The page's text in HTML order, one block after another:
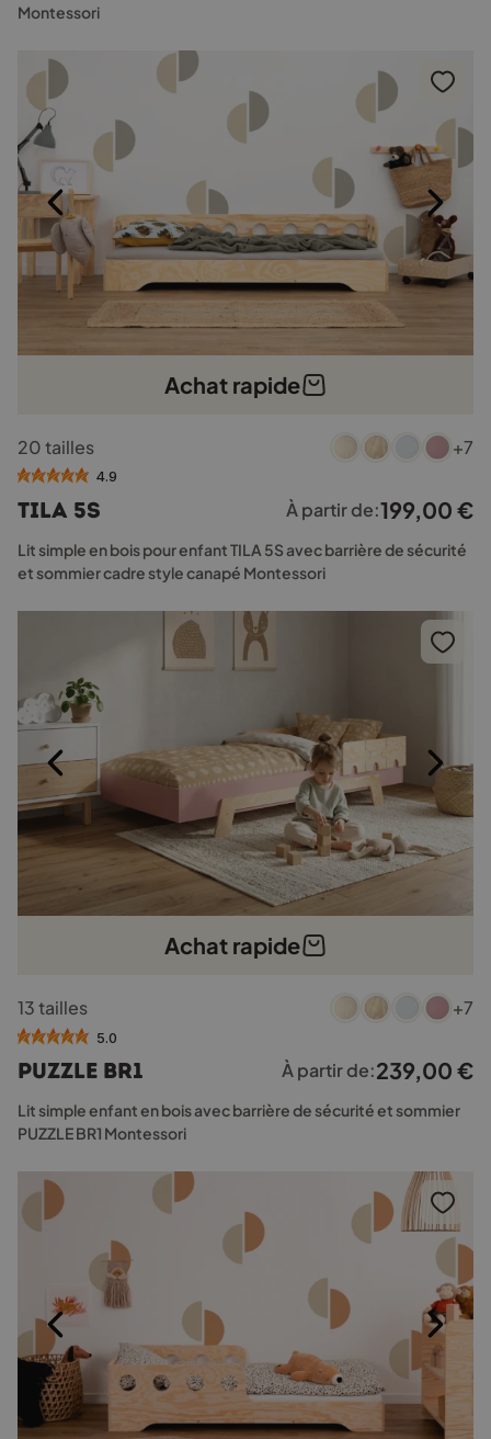
choisies
sur
page
du
produit
Montessori
Achat rapide
produit
a
variations.
Les
options
peuvent
être
page
du
produit
20 tailles +7
4.9
TILA 5S À partir de:199,00 €
Lit simple en bois pour enfant TILA 5S avec barrière de sécurité
et sommier cadre style canapé Montessori
Achat rapide
produit
a
variations.
Les
options
être
choisies
sur
produit
13 tailles +7
5.0
PUZZLE BR1 À partir de:239,00 €
Lit simple enfant en bois avec barrière de sécurité et sommier
PUZZLE BR1 Montessori